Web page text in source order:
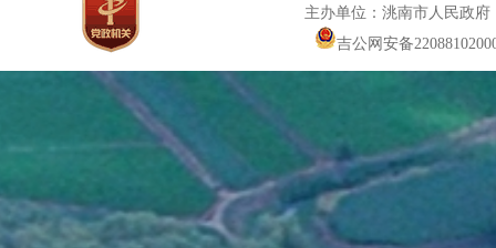
主办单位：洮南市人民政
吉公网安备